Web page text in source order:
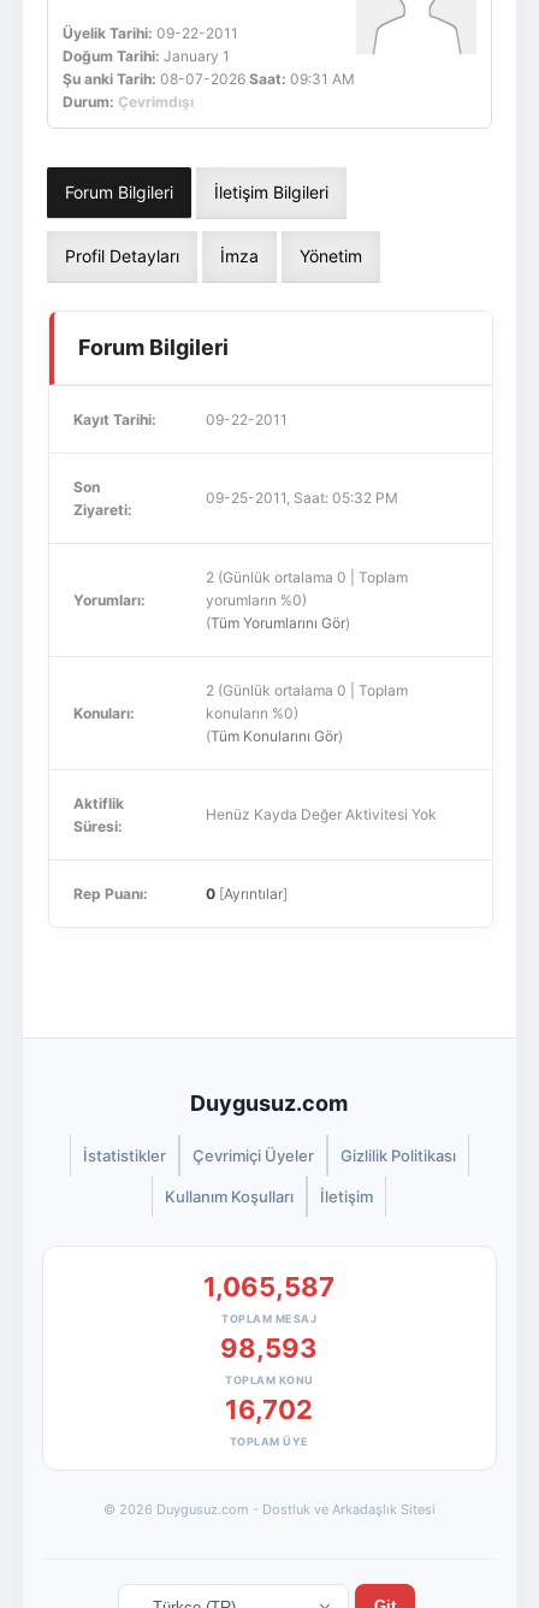
Üyelik Tarihi: 09-22-2011
Doğum Tarihi: January 1
Şu anki Tarih: 08-07-2026 Saat: 09:31 AM
Durum: Çevrimdışı
Forum Bilgileri İletişim Bilgileri
Profil Detayları İmza Yönetim
Forum Bilgileri
Kayıt Tarihi: 09-22-2011
Son
Ziyareti:
09-25-2011, Saat: 05:32 PM
Yorumları:
2 (Günlük ortalama 0 | Toplam
yorumların %0)
(Tüm Yorumlarını Gör)
Konuları:
2 (Günlük ortalama 0 | Toplam
konuların %0)
(Tüm Konularını Gör)
Aktiflik
Süresi:
Henüz Kayda Değer Aktivitesi Yok
Rep Puanı: 0[Ayrıntılar]
Duygusuz.com
İstatistikler Çevrimiçi Üyeler Gizlilik Politikası
Kullanım Koşulları İletişim
1,065,587
TOPLAM MESAJ
98,593
TOPLAM KONU
16,702
TOPLAM ÜYE
© 2026 Duygusuz.com - Dostluk ve Arkadaşlık Sitesi